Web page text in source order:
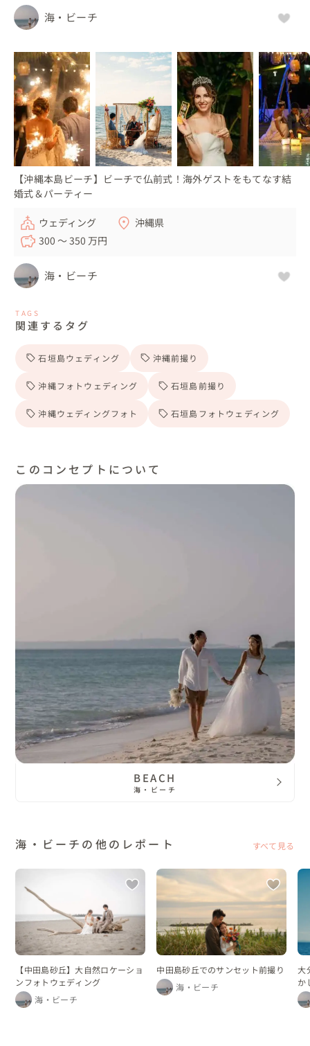
海・ビーチ
【沖縄本島ビーチ】ビーチで仏前式！海外ゲストをもてなす結
婚式＆パーティー
ウェディング
沖縄県
300 〜 350 万円
海・ビーチ
TAGS
関連するタグ
石垣島ウェディング 沖縄前撮り
沖縄フォトウェディング 石垣島前撮り
沖縄ウェディングフォト 石垣島フォトウェディング
このコンセプトについて
BEACH
海・ビーチ
海・ビーチの他のレポート すべて見る
【中田島砂丘】大自然ロケーショ
ンフォトウェディング
海・ビーチ
中田島砂丘でのサンセット前撮り
海・ビーチ
大
か